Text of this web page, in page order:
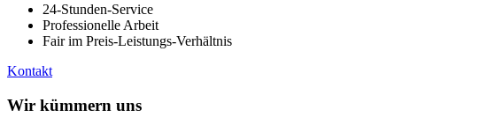
24-Stunden-Service
Professionelle Arbeit
Fair im Preis-Leistungs-Verhältnis
Kontakt
Wir kümmern uns